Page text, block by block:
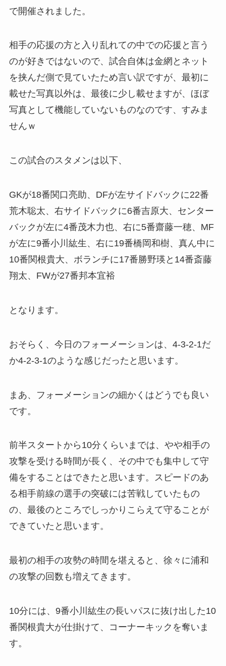
で開催されました。
相手の応援の方と入り乱れての中での応援と言う
のが好きではないので、試合自体は金網とネット
を挟んだ側で見ていたため言い訳ですが、最初に
載せた写真以外は、最後に少し載せますが、ほぼ
写真として機能していないものなのです、すみま
せんｗ
この試合のスタメンは以下、
GKが18番関口亮助、DFが左サイドバックに22番
荒木聡太、右サイドバックに6番吉原大、センター
バックが左に4番茂木力也、右に5番齋藤一穂、MF
が左に9番小川紘生、右に19番橋岡和樹、真ん中に
10番関根貴大、ボランチに17番勝野瑛と14番斎藤
翔太、FWが27番邦本宜裕
となります。
おそらく、今日のフォーメーションは、4-3-2-1だ
か4-2-3-1のような感じだったと思います。
まあ、フォーメーションの細かくはどうでも良い
です。
前半スタートから10分くらいまでは、やや相手の
攻撃を受ける時間が長く、その中でも集中して守
備をすることはできたと思います。スピードのあ
る相手前線の選手の突破には苦戦していたもの
の、最後のところでしっかりこらえて守ることが
できていたと思います。
最初の相手の攻勢の時間を堪えると、徐々に浦和
の攻撃の回数も増えてきます。
10分には、9番小川紘生の長いパスに抜け出した10
番関根貴大が仕掛けて、コーナーキックを奪いま
す。